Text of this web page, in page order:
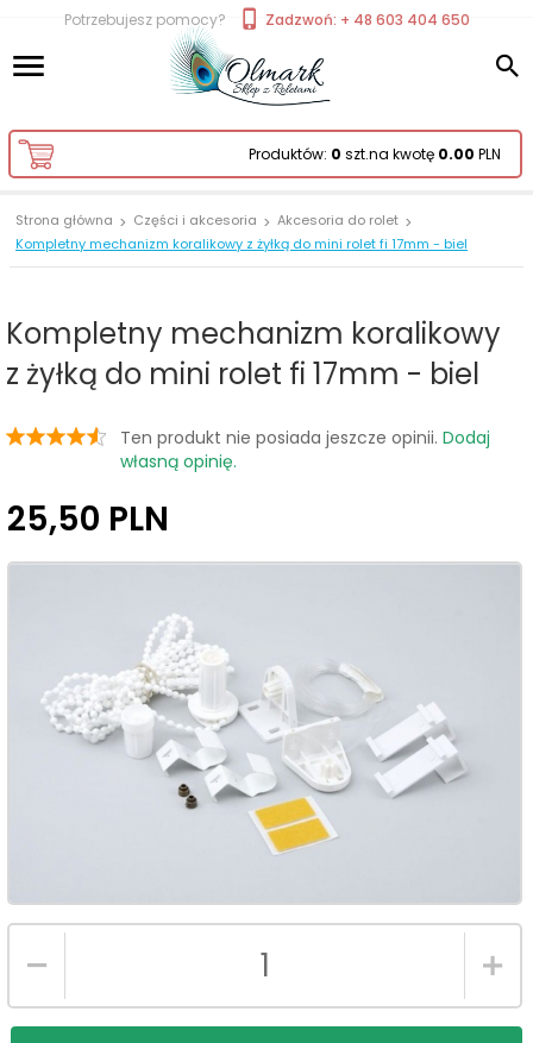
Potrzebujesz pomocy? Zadzwoń: + 48 603 404 650
Produktów: 0 szt.na kwotę 0.00 PLN
Strona główna Części i akcesoria
Akcesoria do rolet
Kompletny mechanizm koralikowy z żyłką do mini rolet fi 17mm - biel
Kompletny mechanizm koralikowy
z żyłką do mini rolet fi 17mm - biel
Ten produkt nie posiada jeszcze opinii. Dodaj
własną opinię.
25,50 PLN